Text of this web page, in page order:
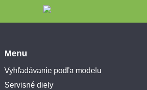
Menu
Vyhľadávanie podľa modelu
Servisné diely